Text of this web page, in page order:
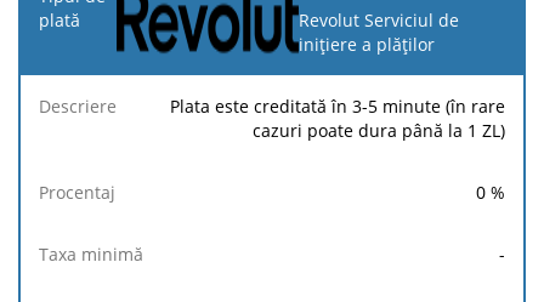
Revolut Serviciul de
inițiere a plăților
Plata este creditată în 3-5 minute (în rare
cazuri poate dura până la 1 ZL)
0 %
-